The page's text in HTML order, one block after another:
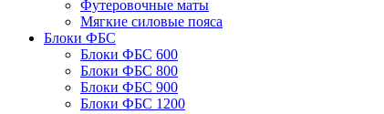
Футеровочные маты
Мягкие силовые пояса
Блоки ФБС
Блоки ФБС 600
Блоки ФБС 800
Блоки ФБС 900
Блоки ФБС 1200